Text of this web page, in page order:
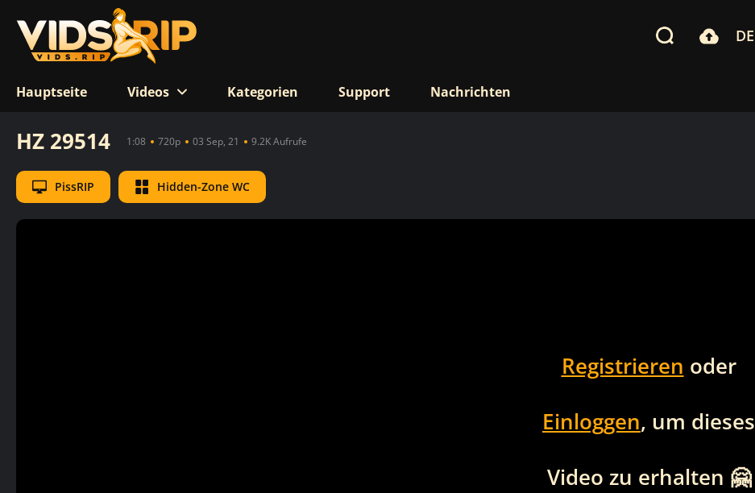
Hauptseite Videos Kategorien Support Nachrichten
DE
HZ 29514 1:08 720p 03 Sep, 21 9.2K Aufrufe
PissRIP Hidden-Zone WC
Registrieren oder
Einloggen, um dieses
Video zu erhalten 🤗